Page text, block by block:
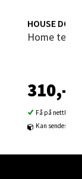
HOUSE
Home
310,-
Få på nettlager
Kan sendes til